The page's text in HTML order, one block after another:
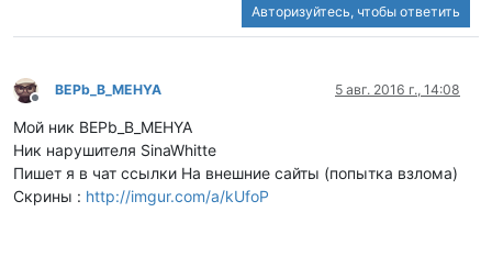
Авторизуйтесь, чтобы ответить
Не в сети
BEPb_B_MEHYA 5 авг. 2016 г., 14:08
Мой ник BEPb_B_MEHYA
Ник нарушителя SinaWhitte
Пишет я в чат ссылки На внешние сайты (попытка взлома)
Скрины : http://imgur.com/a/kUfoP